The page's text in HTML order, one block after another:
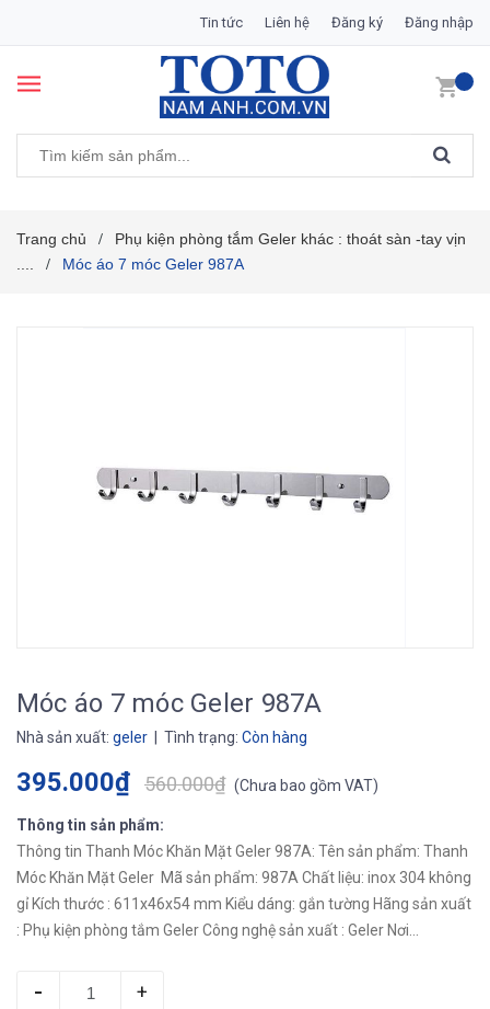
Tin tức Liên hệ Đăng ký Đăng nhập
Trang chủ /
Phụ kiện phòng tắm Geler khác : thoát sàn -tay vịn
/ Móc áo 7 móc Geler 987A
Móc áo 7 móc Geler 987A
Nhà sản xuất: geler | Tình trạng: Còn hàng
395.000₫ 560.000₫ (Chưa bao gồm VAT)
Thông tin sản phẩm:
Thông tin Thanh Móc Khăn Mặt Geler 987A: Tên sản phẩm: Thanh
Móc Khăn Mặt Geler Mã sản phẩm: 987A Chất liệu: inox 304 không
gỉ Kích thước : 611x46x54 mm Kiểu dáng: gắn tường Hãng sản xuất
: Phụ kiện phòng tắm Geler Công nghệ sản xuất : Geler Nơi...
- +